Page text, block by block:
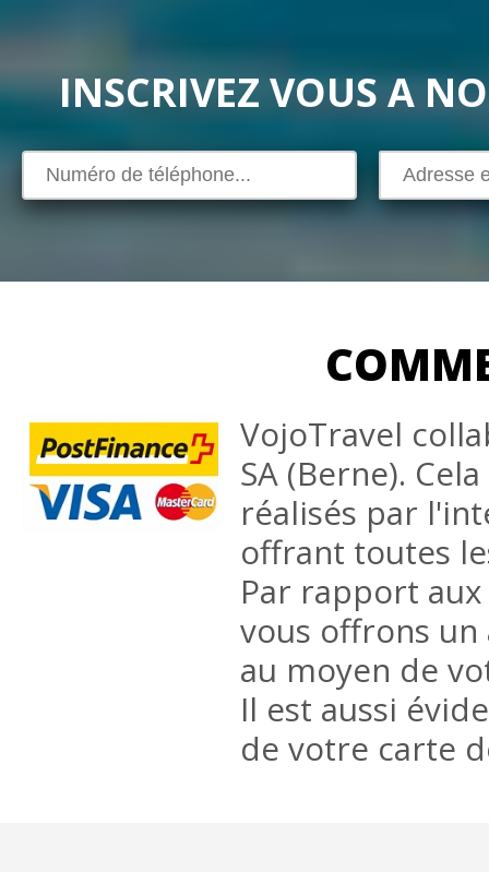
INSCRIVEZ VOUS A
VojoTravel
SA (Berne).
réalisés par
offrant toutes
Par rapport
vous offrons un
au moyen de
Il est aussi
de votre carte